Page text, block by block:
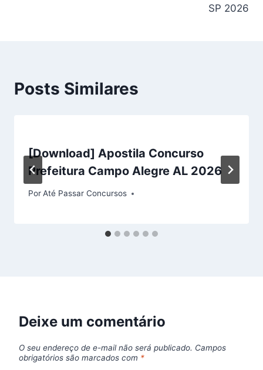
SP 2026
Posts Similares
[Download] Apostila Concurso
Prefeitura Campo Alegre AL 2026
PorAté Passar Concursos
Deixe um comentário
O seu endereço de e-mail não será publicado. Campos
obrigatórios são marcados com *